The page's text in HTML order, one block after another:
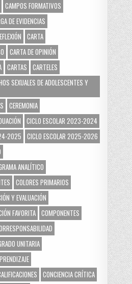
CAMPOS FORMATIVOS
DE EVIDENCIAS
CARTA
CARTA DE OPINIÓN
CARTAS CARTELES
SEXUALES DE ADOLESCENTES Y
CEREMONIA
CICLO ESCOLAR 2023-2024
2025 CICLO ESCOLAR 2025-2026
ANALÍTICO
COLORES PRIMARIOS
Y EVALUACIÓN
FAVORITA COMPONENTES
UNITARIA
CONCIENCIA CRÍTICA